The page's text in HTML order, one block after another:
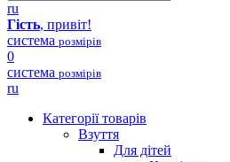
ru
Гість, привіт!
система розмірів
0
система розмірів
ru
Категорії товарів
Взуття
Для дітей